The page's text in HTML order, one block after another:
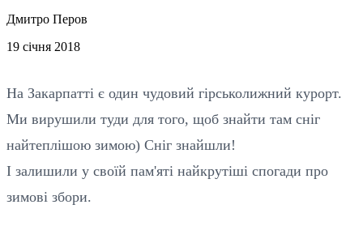
Дмитро Перов
19 січня 2018
На Закарпатті є один чудовий гірськолижний курорт.
Ми вирушили туди для того, щоб знайти там сніг
найтеплішою зимою) Сніг знайшли!
І залишили у своїй пам'яті найкрутіші спогади про
зимові збори.